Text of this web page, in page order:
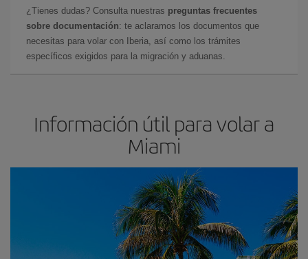
¿Tienes dudas? Consulta nuestras preguntas frecuentes
sobre documentación: te aclaramos los documentos que
necesitas para volar con Iberia, así como los trámites
específicos exigidos para la migración y aduanas.
Información útil para volar a
Miami